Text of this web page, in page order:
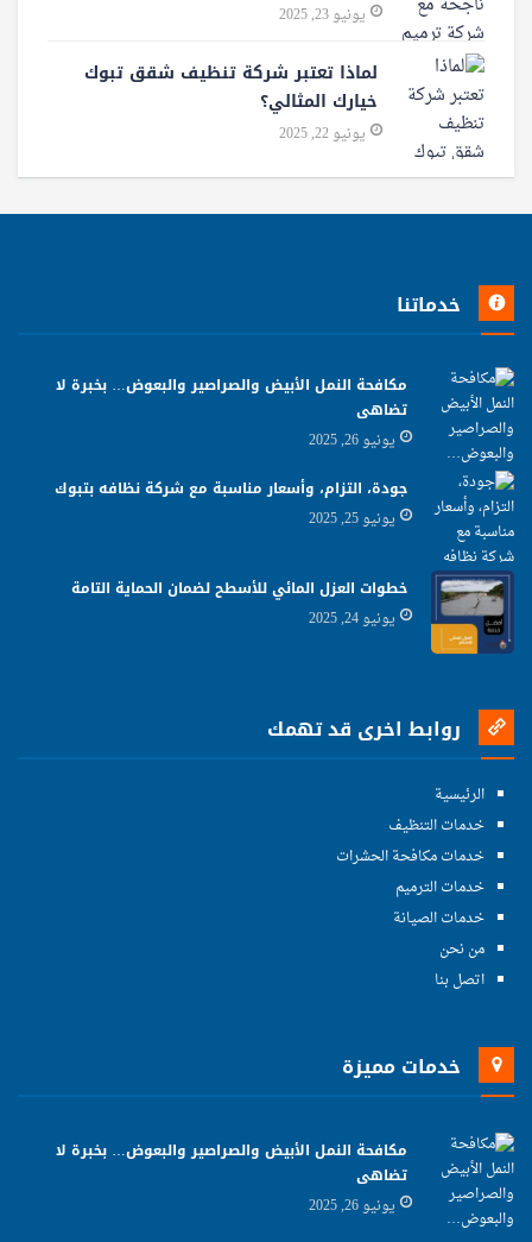
يونيو 23, 2025
لماذا تعتبر شركة تنظيف شقق تبوك
خيارك المثالي؟
يونيو 22, 2025
خدماتنا
مكافحة النمل الأبيض والصراصير والبعوض… بخبرة لا
تضاهى
يونيو 26, 2025
جودة، التزام، وأسعار مناسبة مع شركة نظافه بتبوك
يونيو 25, 2025
خطوات العزل المائي للأسطح لضمان الحماية التامة
يونيو 24, 2025
روابط اخرى قد تهمك
الرئيسية
خدمات التنظيف
خدمات مكافحة الحشرات
خدمات الترميم
خدمات الصيانة
من نحن
اتصل بنا
خدمات مميزة
مكافحة النمل الأبيض والصراصير والبعوض… بخبرة لا
تضاهى
يونيو 26, 2025